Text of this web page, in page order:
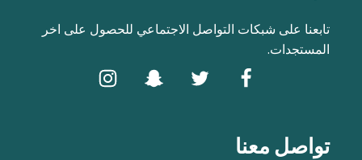
تابعنا على شبكات التواصل الاجتماعي للحصول على اخر
المستجدات.
تواصل معنا